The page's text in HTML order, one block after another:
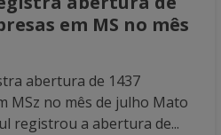
em MS no mês
abertura de 1437
MSz no mês de julho Mato
registrou a abertura de...